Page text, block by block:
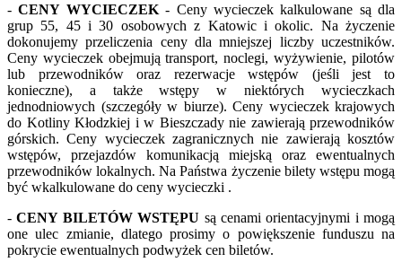
-CENY WYCIECZEK- Ceny wycieczek kalkulowane są dla
grup 55, 45 i 30 osobowych z Katowic i okolic. Na życzenie
dokonujemy przeliczenia ceny dla mniejszej liczby uczestników.
Ceny wycieczek obejmują transport, noclegi, wyżywienie, pilotów
lub przewodników oraz rezerwacje wstępów (jeśli jest to
konieczne), a także wstępy w niektórych wycieczkach
jednodniowych (szczegóły w biurze). Ceny wycieczek krajowych
do Kotliny Kłodzkiej i w Bieszczady nie zawierają przewodników
górskich. Ceny wycieczek zagranicznych nie zawierają kosztów
wstępów, przejazdów komunikacją miejską oraz ewentualnych
przewodników lokalnych. Na Państwa życzenie bilety wstępu mogą
być wkalkulowane do ceny wycieczki .
-CENY BILETÓW WSTĘPU są cenami orientacyjnymi i mogą
one ulec zmianie, dlatego prosimy o powiększenie funduszu na
pokrycie ewentualnych podwyżek cen biletów.